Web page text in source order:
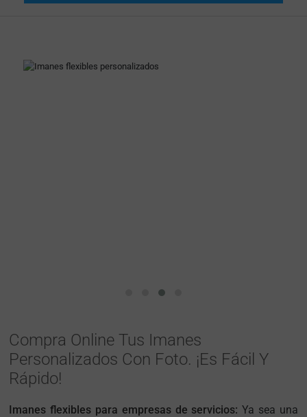
Compra Online Tus Imanes
Personalizados Con Foto. ¡Es Fácil Y
Rápido!
Imanes flexibles para empresas de servicios: Ya sea una